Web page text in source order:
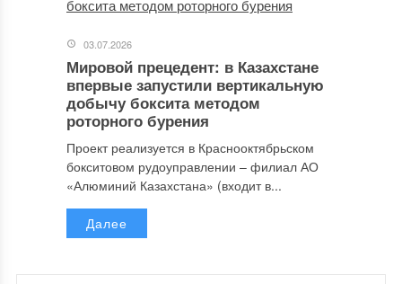
03.07.2026
Мировой прецедент: в Казахстане
впервые запустили вертикальную
добычу боксита методом
роторного бурения
Проект реализуется в Краснооктябрьском
бокситовом рудоуправлении – филиал АО
«Алюминий Казахстана» (входит в...
Далее